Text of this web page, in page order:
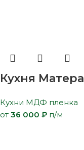
Кухня Матера
Кухни МДФ пленка
от 36 000 ₽ п/м